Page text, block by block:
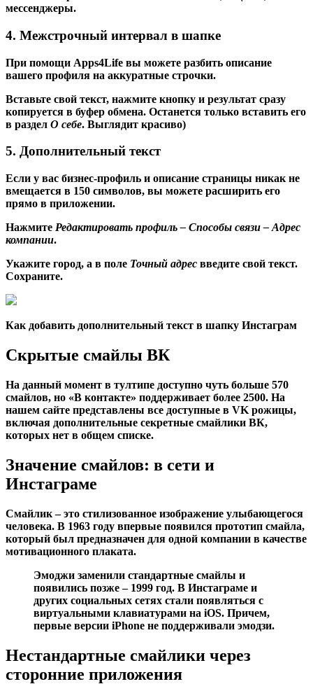
мессенджеры.
4. Межстрочный интервал в шапке
При помощи Apps4Life вы можете разбить описание
вашего профиля на аккуратные строчки.
Вставьте свой текст, нажмите кнопку и результат сразу
копируется в буфер обмена. Останется только вставить его
в раздел О себе. Выглядит красиво)
5. Дополнительный текст
Если у вас бизнес-профиль и описание страницы никак не
вмещается в 150 символов, вы можете расширить его
прямо в приложении.
Нажмите Редактировать профиль – Способы связи – Адрес
компании.
Укажите город, а в поле Точный адрес введите свой текст.
Сохраните.
Как добавить дополнительный текст в шапку Инстаграм
Скрытые смайлы ВК
На данный момент в тултипе доступно чуть больше 570
смайлов, но «В контакте» поддерживает более 2500. На
нашем сайте представлены все доступные в VK рожицы,
включая дополнительные секретные смайлики ВК,
которых нет в общем списке.
Значение смайлов: в сети и
Инстаграме
Смайлик – это стилизованное изображение улыбающегося
человека. В 1963 году впервые появился прототип смайла,
который был предназначен для одной компании в качестве
мотивационного плаката.
Эмоджи заменили стандартные смайлы и
появились позже – 1999 год. В Инстаграме и
других социальных сетях стали появляться с
виртуальными клавиатурами на iOS. Причем,
первые версии iPhone не поддерживали эмодзи.
Нестандартные смайлики через
сторонние приложения